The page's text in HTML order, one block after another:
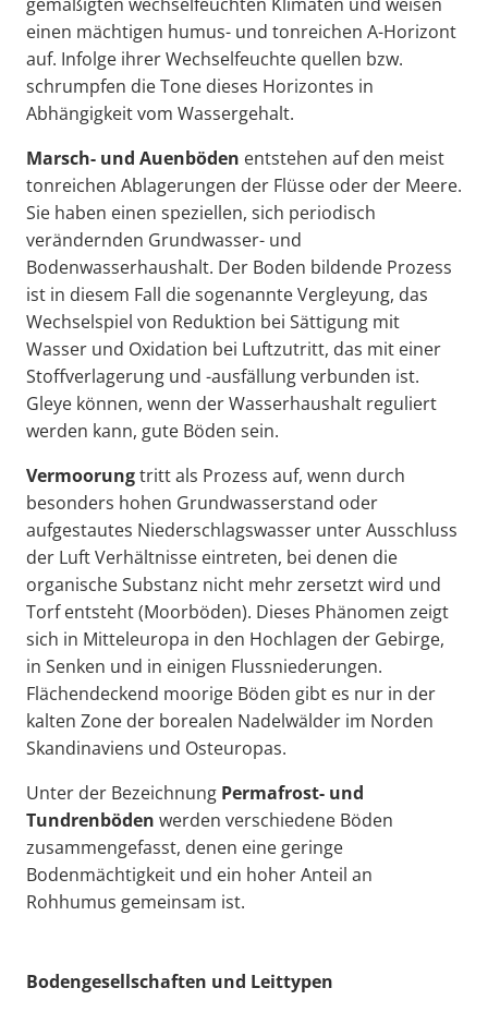
einen mächtigen humus- und tonreichen A-Horizont
auf. Infolge ihrer Wechselfeuchte quellen bzw.
schrumpfen die Tone dieses Horizontes in
Abhängigkeit vom Wassergehalt.
Marsch- und Auenböden entstehen auf den meist
tonreichen Ablagerungen der Flüsse oder der Meere.
Sie haben einen speziellen, sich periodisch
verändernden Grundwasser- und
Bodenwasserhaushalt. Der Boden bildende Prozess
ist in diesem Fall die sogenannte Vergleyung, das
Wechselspiel von Reduktion bei Sättigung mit
Wasser und Oxidation bei Luftzutritt, das mit einer
Stoffverlagerung und -ausfällung verbunden ist.
Gleye können, wenn der Wasserhaushalt reguliert
werden kann, gute Böden sein.
Vermoorungtritt als Prozess auf, wenn durch
besonders hohen Grundwasserstand oder
aufgestautes Niederschlagswasser unter Ausschluss
der Luft Verhältnisse eintreten, bei denen die
organische Substanz nicht mehr zersetzt wird und
Torf entsteht (Moorböden). Dieses Phänomen zeigt
sich in Mitteleuropa in den Hochlagen der Gebirge,
in Senken und in einigen Flussniederungen.
Flächendeckend moorige Böden gibt es nur in der
kalten Zone der borealen Nadelwälder im Norden
Skandinaviens und Osteuropas.
Unter der Bezeichnung Permafrost- und
Tundrenböden werden verschiedene Böden
zusammengefasst, denen eine geringe
Bodenmächtigkeit und ein hoher Anteil an
Rohhumus gemeinsam ist.
Bodengesellschaften und Leittypen